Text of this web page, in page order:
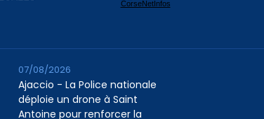
Ajaccio - La Police nationale
déploie un drone à Saint
Antoine pour renforcer la
07/08/2026